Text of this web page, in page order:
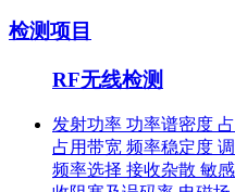
检测项目
RF无线检测
发射功率 功率谱密度
占用带宽 频率稳定度
频率选择 接收杂散 敏